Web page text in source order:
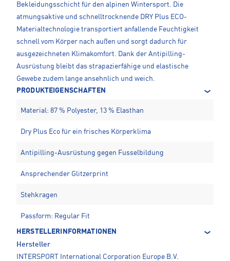
Bekleidungsschicht für den alpinen Wintersport. Die
atmungsaktive und schnelltrocknende DRY Plus ECO-
Materialtechnologie transportiert anfallende Feuchtigkeit
schnell vom Körper nach außen und sorgt dadurch für
ausgezeichneten Klimakomfort. Dank der Antipilling-
Ausrüstung bleibt das strapazierfähige und elastische
Gewebe zudem lange ansehnlich und weich.
PRODUKTEIGENSCHAFTEN
Material: 87 % Polyester, 13 % Elasthan
Dry Plus Eco für ein frisches Körperklima
Antipilling-Ausrüstung gegen Fusselbildung
Ansprechender Glitzerprint
Stehkragen
Passform: Regular Fit
HERSTELLERINFORMATIONEN
Hersteller
INTERSPORT International Corporation Europe B.V.